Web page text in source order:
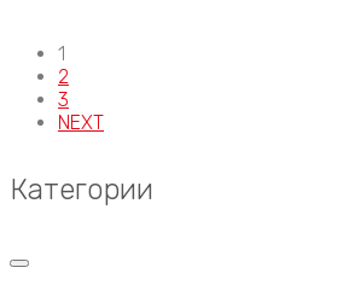
1
2
3
NEXT
Категории